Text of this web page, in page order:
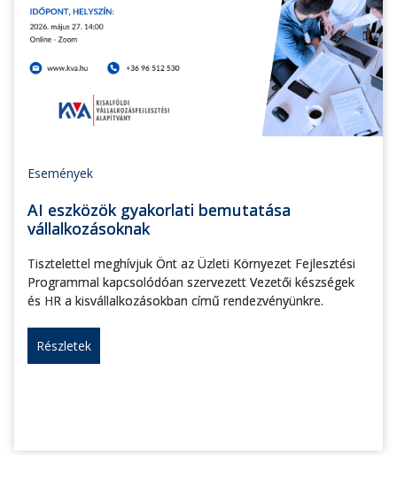
Események
AI eszközök gyakorlati bemutatása
vállalkozásoknak
Tisztelettel meghívjuk Önt az Üzleti Környezet Fejlesztési
Programmal kapcsolódóan szervezett Vezetői készségek
és HR a kisvállalkozásokban című rendezvényünkre.
Részletek